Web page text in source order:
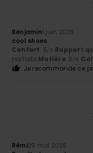
Benjamin1 juin 2026
cool shoes
Confort: 5/5 Rapport
parfaite Matière: 5 /5
Je recommande ce
Rémi29 mai 2026